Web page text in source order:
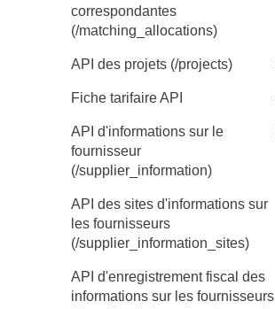
correspondantes
(/matching_allocations)
API des projets (/projects)
Fiche tarifaire API
API d'informations sur le
fournisseur
(/supplier_information)
API des sites d'informations sur
les fournisseurs
(/supplier_information_sites)
API d'enregistrement fiscal des
informations sur les fournisseurs